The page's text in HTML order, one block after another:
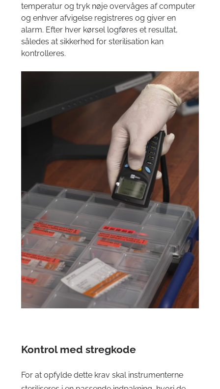
temperatur og tryk nøje overvåges af computer
og enhver afvigelse registreres og giver en
alarm. Efter hver kørsel logføres et resultat,
således at sikkerhed for sterilisation kan
kontrolleres.
Kontrol med stregkode
For at opfylde dette krav skal instrumenterne